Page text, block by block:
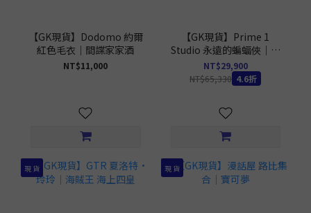
【GK現貨】Dodomo 約爾
紅色毛衣｜間諜家家酒
NT$11,000
【GK現貨】Prime 1
Studio 永遠的蝙蝠俠｜特
惠品無售後 MMBM-01UTS
含特典
NT$29,900
NT$65,330 4.6折
現 貨 現 貨